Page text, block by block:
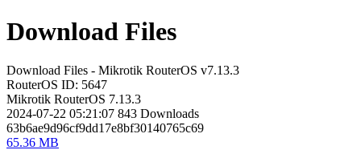
Download Files
Download Files - Mikrotik RouterOS v7.13.3
RouterOS ID: 5647
Mikrotik RouterOS 7.13.3
2024-07-22 05:21:07 843 Downloads
63b6ae9d96cf9dd17e8bf30140765c69
65.36 MB